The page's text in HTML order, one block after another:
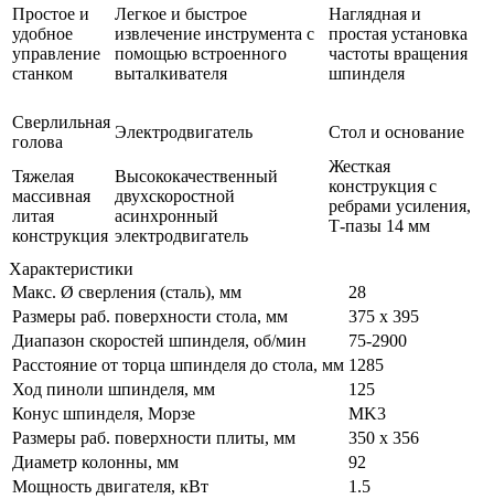
Простое и
удобное
управление
станком
Легкое и быстрое
извлечение инструмента с
помощью встроенного
выталкивателя
Наглядная и
простая установка
частоты вращения
шпинделя
Сверлильная
голова
Электродвигатель Стол и основание
Тяжелая
массивная
литая
конструкция
Высококачественный
двухскоростной
асинхронный
электродвигатель
Жесткая
конструкция с
ребрами усиления,
Т-пазы 14 мм
Характеристики
Макс. Ø сверления (сталь), мм
28
Размеры раб. поверхности стола, мм
375 х 395
Диапазон скоростей шпинделя, об/мин
75-2900
Расстояние от торца шпинделя до стола, мм 1285
Ход пиноли шпинделя, мм
125
Конус шпинделя, Морзе
MK3
Размеры раб. поверхности плиты, мм
350 х 356
Диаметр колонны, мм
92
Мощность двигателя, кВт
1.5